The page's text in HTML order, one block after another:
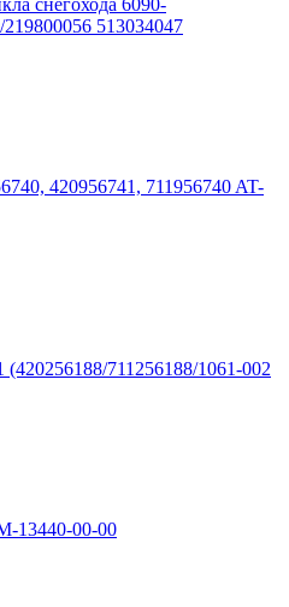
513034047
420956741, 711956740 AT-
711256188/1061-002
13440-00-00